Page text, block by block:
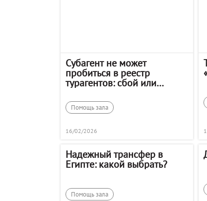
Субагент не может
пробиться в реестр
турагентов: сбой или
Помощь зала
16/02/2026
Надежный трансфер в
Египте: какой выбрать?
Помощь зала